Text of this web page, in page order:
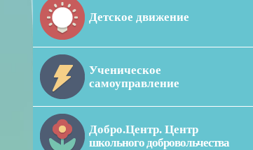
Детское движение
Ученическое
самоуправление
Добро.Центр. Центр
школьного добровольчества